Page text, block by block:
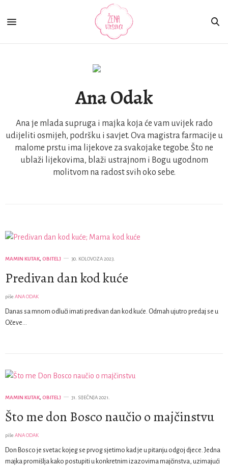
Ana Odak
Ana je mlada supruga i majka koja će vam uvijek rado
udijeliti osmijeh, podršku i savjet. Ova magistra farmacije u
malome prstu ima lijekove za svakojake tegobe. Što ne
ublaži lijekovima, blaži ustrajnom i Bogu ugodnom
molitvom na radost svih oko sebe.
MAMIN KUTAK, OBITELJ 30. KOLOVOZA 2023.
Predivan dan kod kuće
piše ANA ODAK
Danas sa mnom odluči imati predivan dan kod kuće. Odmah ujutro predaj se u
Očeve…
MAMIN KUTAK, OBITELJ 31. SIJEČNJA 2021.
Što me don Bosco naučio o majčinstvu
piše ANA ODAK
Don Bosco je svetac kojeg se prvog sjetimo kad je u pitanju odgoj djece. Jedna
majka promišlja kako postupiti u konkretnim izazovima majčinstva, uzimajući